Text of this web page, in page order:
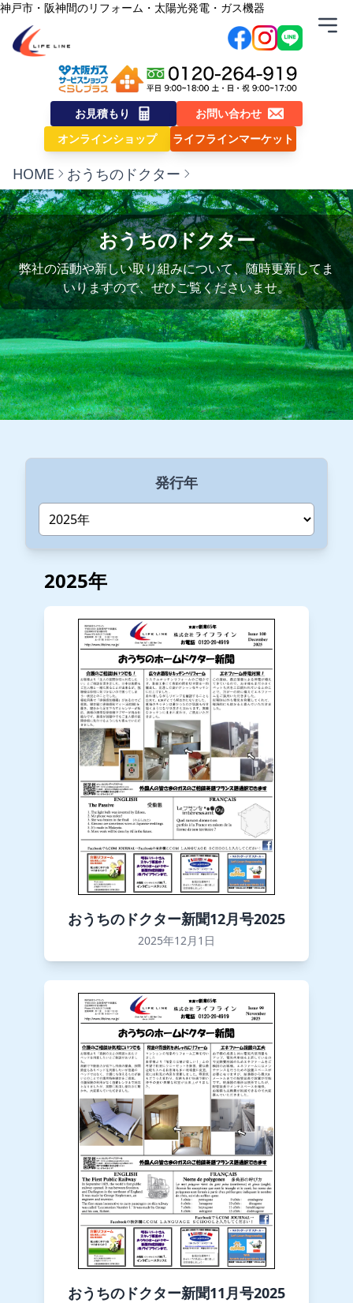
内容をスキップ
神戸市・阪神間のリフォーム・太陽光発電・ガス機器
株式会社ライフライン
お見積もり
お問い合わせ
オンラインショップ
ライフラインマーケット
HOME おうちのドクター
おうちのドクター
弊社の活動や新しい取り組みについて、随時更新してま
いりますので、ぜひご覧くださいませ。
発行年
2025年
おうちのドクター新聞12月号2025
2025年12月1日
おうちのドクター新聞11月号2025